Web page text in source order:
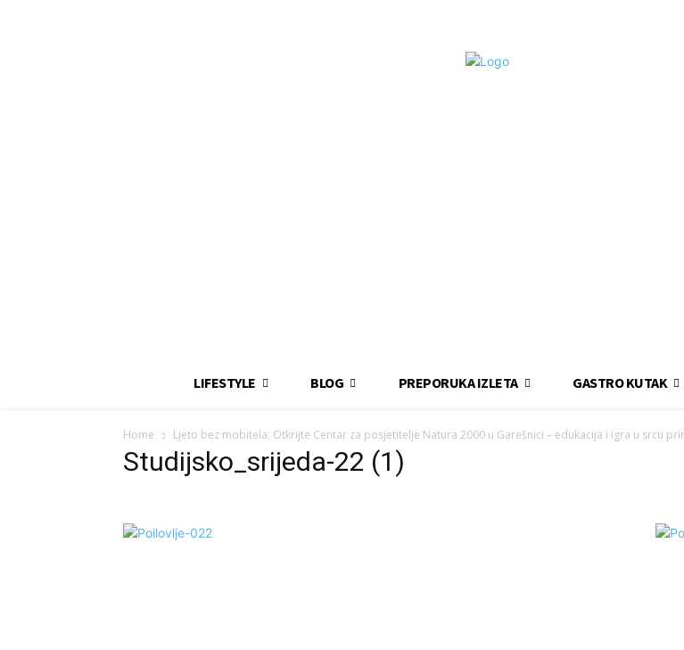
LIFESTYLE BLOG PREPORUKA IZLETA GASTRO KUTAK
Home Ljeto bez mobitela: Otkrijte Centar za posjetitelje Natura 2000 u Garešnici – edukacija i igra u srcu
Studijsko_srijeda-22 (1)